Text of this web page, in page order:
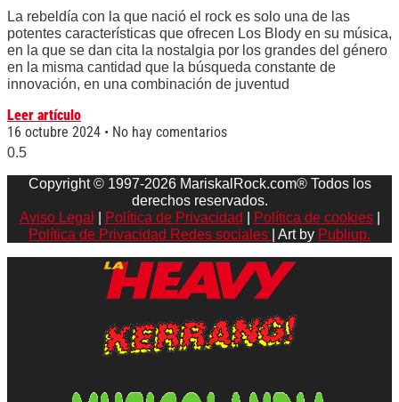
La rebeldía con la que nació el rock es solo una de las
potentes características que ofrecen Los Blody en su música,
en la que se dan cita la nostalgia por los grandes del género
en la misma cantidad que la búsqueda constante de
innovación, en una combinación de juventud
Leer artículo
16 octubre 2024
No hay comentarios
Copyright © 1997-2026 MariskalRock.com® Todos los
derechos reservados.
Aviso Legal
Política de Privacidad Política de cookies|
Política de Privacidad Redes sociales
| Art by Publiup.